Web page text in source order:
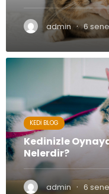
admin · 6
KEDI BLOG
Kedinizle
Nelerdir?
admin · 6